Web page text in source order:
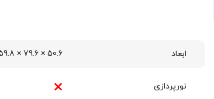
ابعاد 50.6 × 79.6 × 159.8 میلی‌ متر
نورپردازی